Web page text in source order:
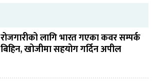
रोजगारीको लागि भारत गएका कवर सम्पर्क
बिहिन, खोजीमा सहयोग गर्दिन अपील